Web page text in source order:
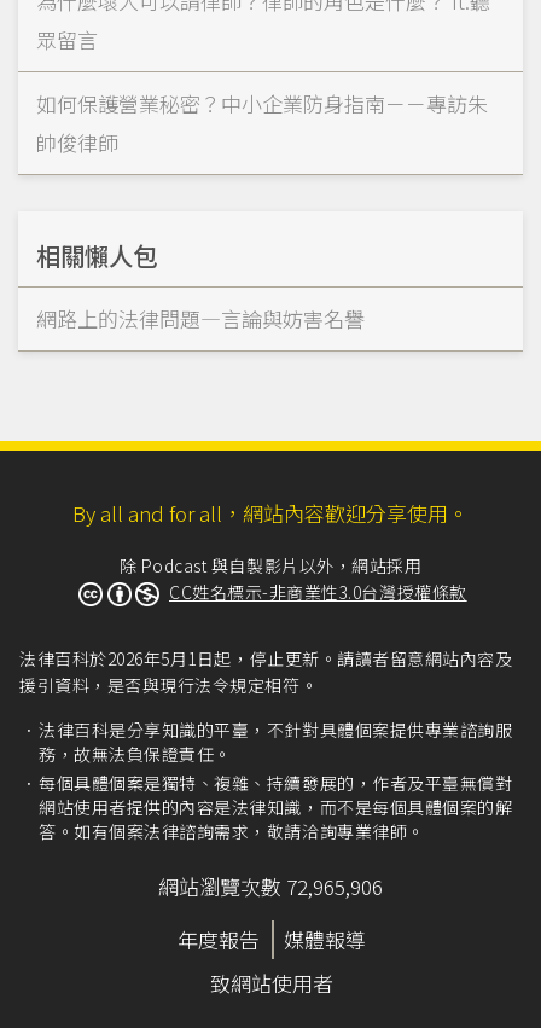
眾留言
如何保護營業秘密？中小企業防身指南－－專訪朱
帥俊律師
相關懶人包
網路上的法律問題—言論與妨害名譽
By all and for all，網站內容歡迎分享使用。
除 Podcast 與自製影片以外，網站採用
CC姓名標示-非商業性3.0台灣授權條款
法律百科於2026年5月1日起，停止更新。請讀者留意網站內容及
援引資料，是否與現行法令規定相符。
法律百科是分享知識的平臺，不針對具體個案提供專業諮詢服
務，故無法負保證責任。
每個具體個案是獨特、複雜、持續發展的，作者及平臺無償對
網站使用者提供的內容是法律知識，而不是每個具體個案的解
答。如有個案法律諮詢需求，敬請洽詢專業律師。
網站瀏覽次數 72,965,906
年度報告
媒體報導
致網站使用者